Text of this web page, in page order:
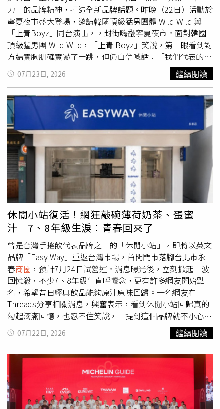
力」的品牌精神，打造全新品牌話題。昨晚（22日）活動於
寧夏夜市盛大登場，邀請韓國頂級猛男團體 Wild Wild 與
「上青Boyz」同台演出，，封街嗨翻寧夏夜市。面對韓國
頂級猛男團 Wild Wild，「上青 Boyz」笑說，第一眼看到對
方結實胸肌確實嚇了一跳，但仍自信喊話：「我們代表的是
最正宗的台味鮮肉，台味鮮肉沒有輸！」 談到收到品牌邀
請，並與「台啤男孩」合體組成限定男團，挖海盆笑說，所
有人第一時間都忍不住直呼：「台啤瘋了吧？居然找我
們！」團員表示，私下聚會本來就很愛喝18天生啤酒，因為
18天就是「新鮮」的代表，也笑認自己很符合18天敢放、
敢玩的精神。既然「品牌爸爸」這麼大膽，他們也決定拿出
最真實、完全不裝模作樣的態度迎戰。 Wild Wild此次特別
跨海來台，在寧夏夜市「千歲宴」台式辦桌現場演出，團員
直呼這次體驗「太神奇、太瘋狂」，過去無論在韓國或其他
國家，大多是在劇場演出，這次卻直接站上充滿台灣煙火氣
的辦桌舞台，是從未有過的新鮮體驗。談到現場喝到0至7°C
冷藏直送的18天生啤酒，Wild Wild表示，18天在韓國其實
相當有名，每次來台灣都一定會喝，清爽順口的口感與台灣
美食十分搭配，也笑說未來只要有朋友來台灣旅遊，一定會
推薦大家走訪夜市、體驗辦桌文化，再配上一杯啤酒，感受
最道地的台灣味。 除了商圈驚喜快閃外，「上青 Boyz」也
預告，接下來台啤18天生啤酒將特別舉辦限定專場活動，與
粉絲近距離互動。哇海盆興奮表示：「首先真的要大聲感謝
台啤爸爸！沒想到我們這群『生肉』居然也有專屬的專場活
動，謝謝台啤爸爸對我們的疼愛，終於可以和粉絲超近距離
接觸！」至於大家最關心的限定福利，團員則笑著賣關子：
「現在透露太多就沒有驚喜了，我們想保留一點神祕感！」
不過他們也用名譽掛保證：「絕對會讓大家吃好、喝好，還
能大飽眼福！」
07月23日, 2026 繼續閱讀
休閒小站復活！網狂敲碗薄荷奶茶、蛋蜜
汁 7、8年級生淚：青春回來了
曾是台灣手搖飲代表品牌之一的「休閒小站」，即將以英文
品牌「Easy Way」重返台灣市場，首間門市落腳台北市永
春商圈 ，預計7月24日試營運。消息曝光後，立刻掀起一波
回憶殺，不少7、8年級生直呼懷念，更有許多網友開始點
名，希望昔日經典飲品能夠原汁原味回歸。一名網友在
Threads分享相關消息，興奮表示，看到休閒小站回歸真的
勾起滿滿回憶，也忍不住笑說，一提到這個品牌就不小心暴
露年紀，「超級懷念！但是不小心就透露出年齡，以前下課
後必喝欸！零用錢都拿來買。」貼文曝光後，留言區瞬間湧
入大批網友分享學生時代最愛的飲品，其中除了珍珠奶茶
外，呼聲最高的反而是薄荷奶茶、香奶茶、綠豆沙牛奶及蛋
蜜汁等經典品項，不少人直呼，希望品牌回歸後能完整保留
過去的配方，重現記憶中的味道。有網友表示，「我希望可
以有薄荷奶茶」、「快可立我覺得才是始祖」、「以前游泳
07月22日, 2026 繼續閱讀